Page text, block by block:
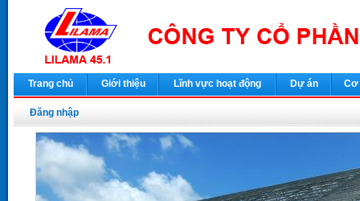
Trang chủ Giới thiệu Lĩnh vực hoạt động Dự án Cơ
Đăng nhập